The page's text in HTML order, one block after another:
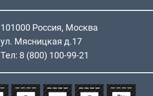
101000 Россия, Москва
ул. Мясницкая д.17
Тел: 8 (800) 100-99-21